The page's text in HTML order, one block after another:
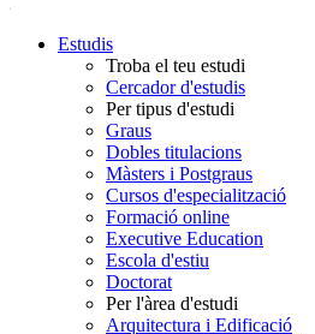
Estudis
Troba el teu estudi
Cercador d'estudis
Per tipus d'estudi
Graus
Dobles titulacions
Màsters i Postgraus
Cursos d'especialització
Formació online
Executive Education
Escola d'estiu
Doctorat
Per l'àrea d'estudi
Arquitectura i Edificació